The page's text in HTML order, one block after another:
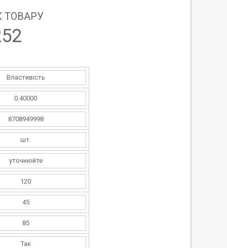
ТОВАРУ
Властивість
0.40000
8708949998
шт.
уточнюйте
120
45
85
Так